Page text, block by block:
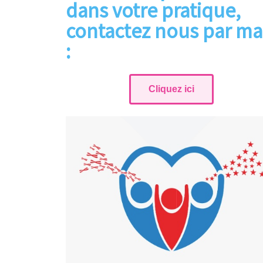
dans votre pratique,
contactez nous par
:
Cliquez ici